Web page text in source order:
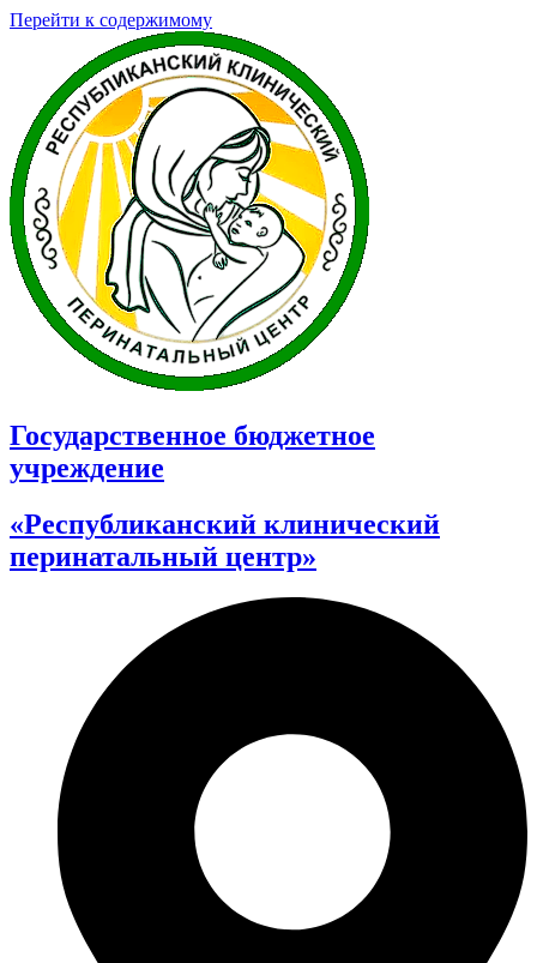
Перейти к содержимому
Государственное бюджетное
учреждение
«Республиканский клинический
перинатальный центр»